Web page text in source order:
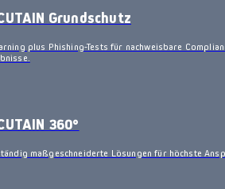
Grundschutz
plus Phishing-Tests für nachweisbare
360°
maßgeschneiderte Lösungen für höchste